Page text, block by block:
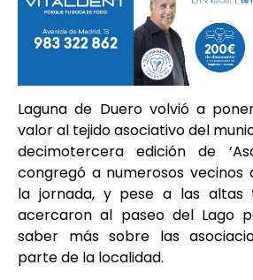
Laguna de Duero volvió a
valor al tejido asociativo del
decimotercera edición de
congregó a numerosos vecinos
la jornada, y pese a las altas
acercaron al paseo del Lago
saber más sobre las
parte de la localidad.